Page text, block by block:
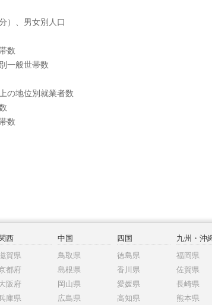
）、男女別人口
数
一般世帯数
の地位別就業者数
数
西
賀県
都府
阪府
庫県
中国
鳥取県
島根県
岡山県
広島県
四国
徳島県
香川県
愛媛県
高知県
九州・沖
福岡県
佐賀県
長崎県
熊本県